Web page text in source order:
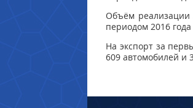
Объём реализации
периодом 2016
На экспорт за
609 автомобилей и